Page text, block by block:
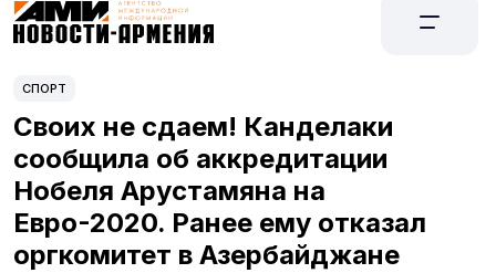
СПОРТ
Своих не сдаем! Канделаки
сообщила об аккредитации
Нобеля Арустамяна на
Евро-2020. Ранее ему отказал
оргкомитет в Азербайджане